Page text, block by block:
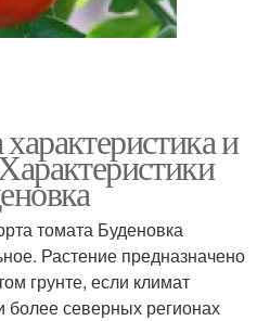
и
томата Буденовка
Растение предназначено
грунте, если климат
более северных регионах